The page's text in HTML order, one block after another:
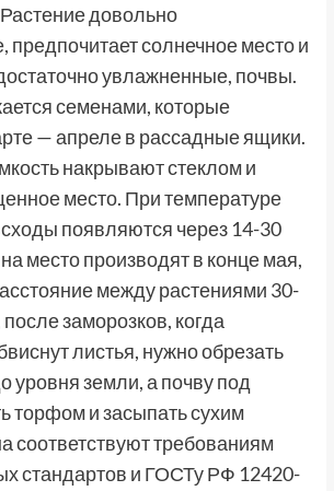
довольно
солнечное место и
увлажненные, почвы.
семенами, которые
— апреле в рассадные ящики.
накрывают стеклом и
место. При температуре
появляются через 14-30
место производят в конце мая,
между растениями 30-
заморозков, когда
листья, нужно обрезать
уровня земли, а почву под
торфом и засыпать сухим
соответствуют требованиям
стандартов и ГОСТу РФ 12420-